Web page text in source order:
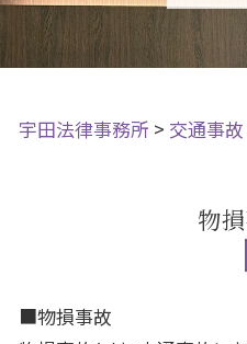
宇田法律事務所 > 交通事故
物
■物損事故